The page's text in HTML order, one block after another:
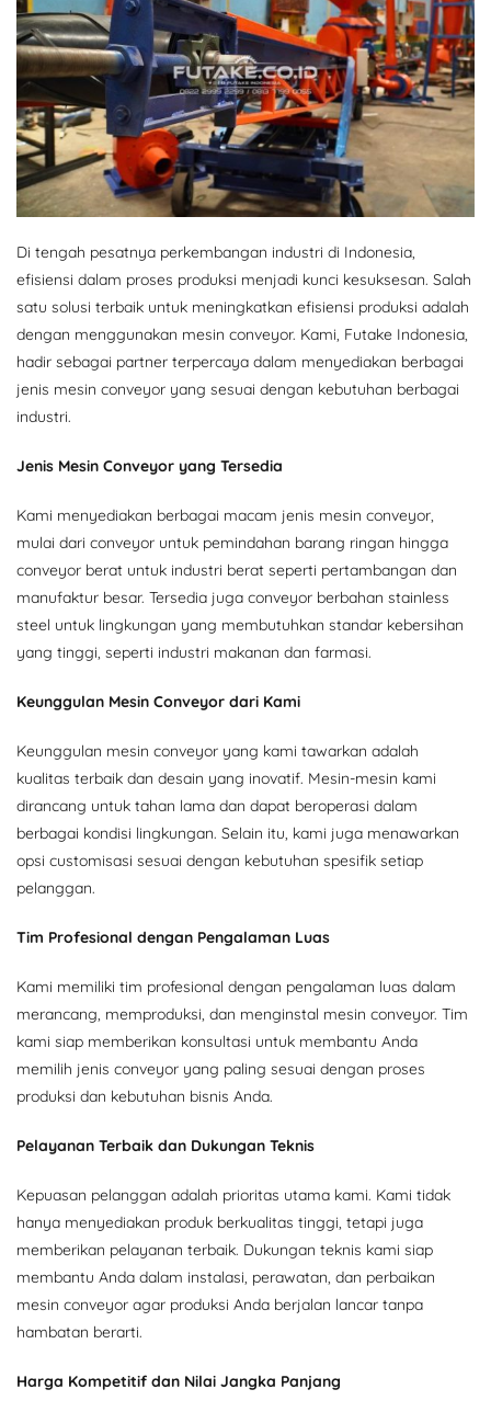
Di tengah pesatnya perkembangan industri di Indonesia,
efisiensi dalam proses produksi menjadi kunci kesuksesan. Salah
satu solusi terbaik untuk meningkatkan efisiensi produksi adalah
dengan menggunakan mesin conveyor. Kami, Futake Indonesia,
hadir sebagai partner terpercaya dalam menyediakan berbagai
jenis mesin conveyor yang sesuai dengan kebutuhan berbagai
industri.
Jenis Mesin Conveyor yang Tersedia
Kami menyediakan berbagai macam jenis mesin conveyor,
mulai dari conveyor untuk pemindahan barang ringan hingga
conveyor berat untuk industri berat seperti pertambangan dan
manufaktur besar. Tersedia juga conveyor berbahan stainless
steel untuk lingkungan yang membutuhkan standar kebersihan
yang tinggi, seperti industri makanan dan farmasi.
Keunggulan Mesin Conveyor dari Kami
Keunggulan mesin conveyor yang kami tawarkan adalah
kualitas terbaik dan desain yang inovatif. Mesin-mesin kami
dirancang untuk tahan lama dan dapat beroperasi dalam
berbagai kondisi lingkungan. Selain itu, kami juga menawarkan
opsi customisasi sesuai dengan kebutuhan spesifik setiap
pelanggan.
Tim Profesional dengan Pengalaman Luas
Kami memiliki tim profesional dengan pengalaman luas dalam
merancang, memproduksi, dan menginstal mesin conveyor. Tim
kami siap memberikan konsultasi untuk membantu Anda
memilih jenis conveyor yang paling sesuai dengan proses
produksi dan kebutuhan bisnis Anda.
Pelayanan Terbaik dan Dukungan Teknis
Kepuasan pelanggan adalah prioritas utama kami. Kami tidak
hanya menyediakan produk berkualitas tinggi, tetapi juga
memberikan pelayanan terbaik. Dukungan teknis kami siap
membantu Anda dalam instalasi, perawatan, dan perbaikan
mesin conveyor agar produksi Anda berjalan lancar tanpa
hambatan berarti.
Harga Kompetitif dan Nilai Jangka Panjang